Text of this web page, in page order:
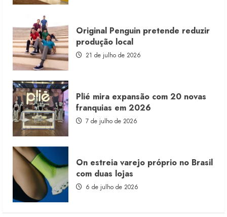
Original Penguin pretende reduzir
produção local
21 de julho de 2026
Plié mira expansão com 20 novas
franquias em 2026
7 de julho de 2026
On estreia varejo próprio no Brasil
com duas lojas
6 de julho de 2026